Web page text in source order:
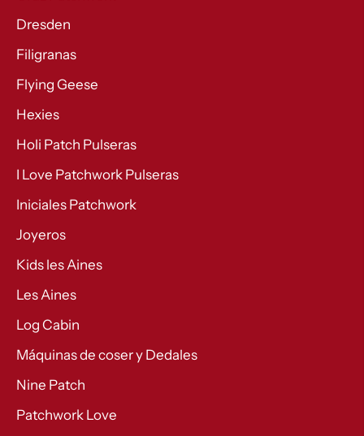
Dresden
Filigranas
Flying Geese
Hexies
Holi Patch Pulseras
I Love Patchwork Pulseras
Iniciales Patchwork
Joyeros
Kids les Aines
Les Aines
Log Cabin
Máquinas de coser y Dedales
Nine Patch
Patchwork Love